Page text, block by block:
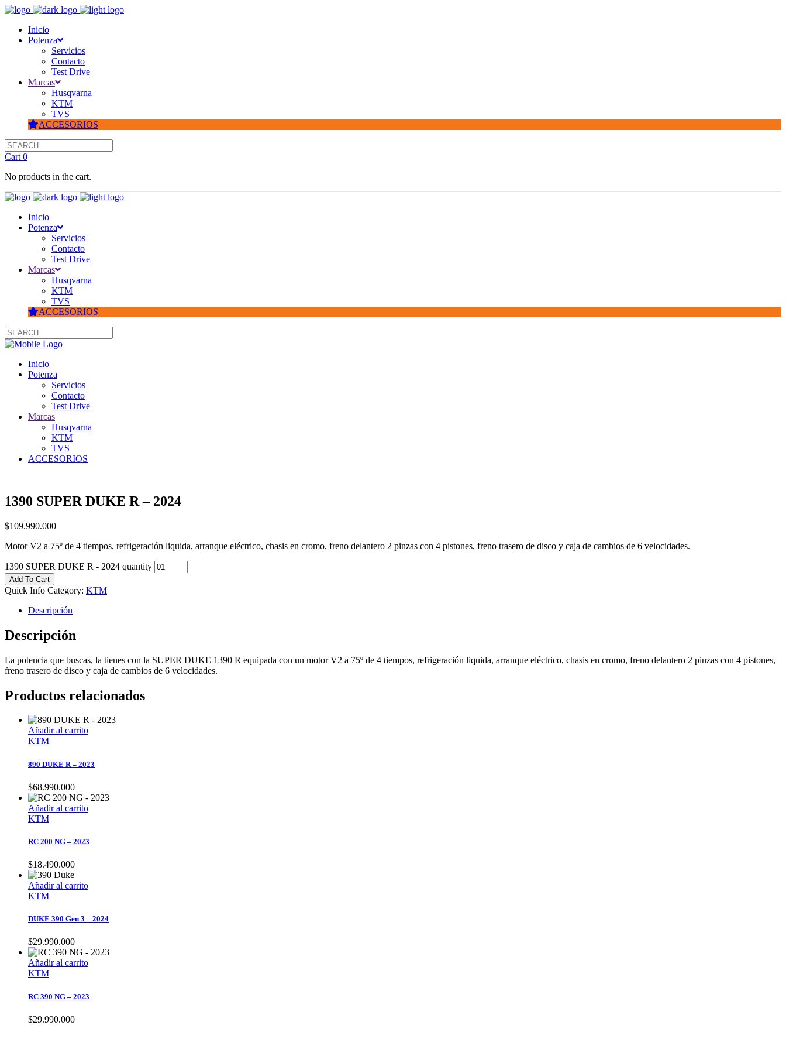
Inicio
Potenza
Servicios
Contacto
Test Drive
Marcas
Husqvarna
KTM
TVS
ACCESORIOS
Cart 0
No products in the cart.
Inicio
Potenza
Servicios
Contacto
Test Drive
Marcas
Husqvarna
KTM
TVS
ACCESORIOS
Inicio
Potenza
Servicios
Contacto
Test Drive
Marcas
Husqvarna
KTM
TVS
ACCESORIOS
1390 SUPER DUKE R – 2024
$109.990.000
Motor V2 a 75º de 4 tiempos, refrigeración liquida, arranque eléctrico, chasis en cromo, freno delantero 2 pinzas con 4 pistones, freno trasero de disco y caja de cambios de 6 velocidades.
1390 SUPER DUKE R - 2024 quantity
Add To Cart
Quick Info Category: KTM
Descripción
Descripción
La potencia que buscas, la tienes con la SUPER DUKE 1390 R equipada con un motor V2 a 75º de 4 tiempos, refrigeración liquida, arranque eléctrico, chasis en cromo, freno delantero 2 pinzas con 4 pistones,
freno trasero de disco y caja de cambios de 6 velocidades.
Productos relacionados
Añadir al carrito
KTM
890 DUKE R – 2023
$68.990.000
Añadir al carrito
KTM
RC 200 NG – 2023
$18.490.000
Añadir al carrito
KTM
DUKE 390 Gen 3 – 2024
$29.990.000
Añadir al carrito
KTM
RC 390 NG – 2023
$29.990.000